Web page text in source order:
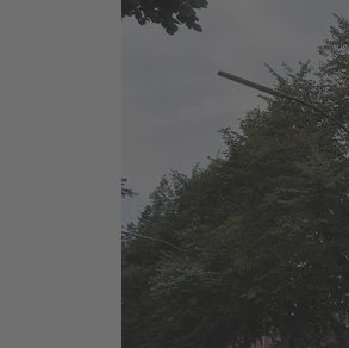
Weitere Themen